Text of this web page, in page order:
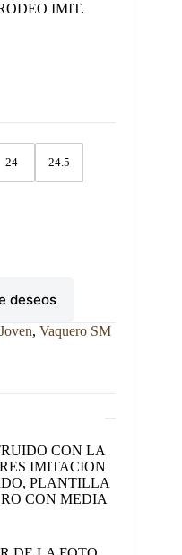
IMIT.
24 24.5
deseos
Joven, Vaquero SM
CON LA
IMITACION
PLANTILLA
CON MEDIA